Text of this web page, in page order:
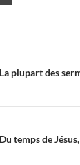
plupart des
temps de